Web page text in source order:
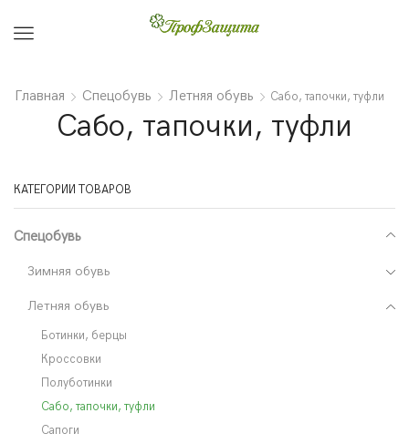
Menu
Главная Спецобувь Летняя обувь Сабо, тапочки, туфли
Сабо, тапочки, туфли
КАТЕГОРИИ ТОВАРОВ
Спецобувь
Зимняя обувь
Летняя обувь
Ботинки, берцы
Кроссовки
Полуботинки
Сабо, тапочки, туфли
Сапоги